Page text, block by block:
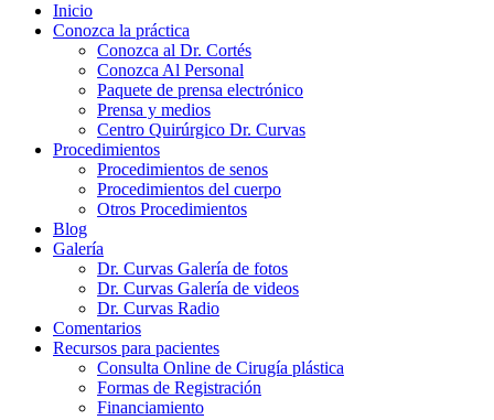
Inicio
Conozca la práctica
Conozca al Dr. Cortés
Conozca Al Personal
Paquete de prensa electrónico
Prensa y medios
Centro Quirúrgico Dr. Curvas
Procedimientos
Procedimientos de senos
Procedimientos del cuerpo
Otros Procedimientos
Blog
Galería
Dr. Curvas Galería de fotos
Dr. Curvas Galería de videos
Dr. Curvas Radio
Comentarios
Recursos para pacientes
Consulta Online de Cirugía plástica
Formas de Registración
Financiamiento